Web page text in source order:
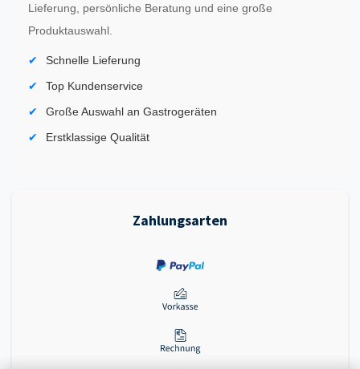
Lieferung, persönliche Beratung und eine große
Produktauswahl.
Schnelle Lieferung
Top Kundenservice
Große Auswahl an Gastrogeräten
Erstklassige Qualität
Zahlungsarten